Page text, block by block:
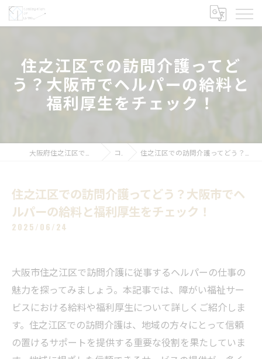
住之江区での訪問介護ってど
う？大阪市でヘルパーの給料と
福利厚生をチェック！
コラム 住之江区での訪問介護ってどう？大阪市でヘルパーの給料と福利厚生をチェック！
住之江区での訪問介護ってどう？大阪市でヘ
ルパーの給料と福利厚生をチェック！
2025/06/24
大阪市住之江区で訪問介護に従事するヘルパーの仕事の
魅力を探ってみましょう。本記事では、障がい福祉サー
ビスにおける給料や福利厚生について詳しくご紹介しま
す。住之江区での訪問介護は、地域の方々にとって信頼
の置けるサポートを提供する重要な役割を果たしていま